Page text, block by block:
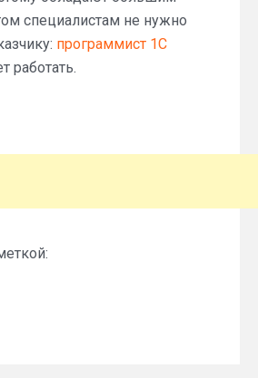
специалистам не нужно
программист 1С
работать.